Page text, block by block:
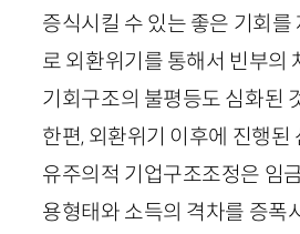
증식시킬 수 있는 좋은 기회를
로 외환위기를 통해서 빈부의
기회구조의 불평등도 심화된
한편, 외환위기 이후에 진행된
유주의적 기업구조조정은 임
용형태와 소득의 격차를 증폭